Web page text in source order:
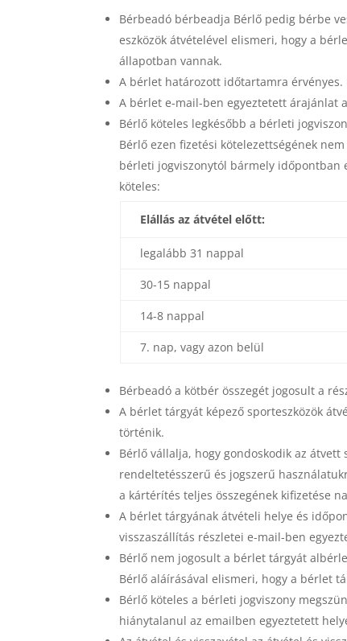
Bérbeadó bérbeadja Bérlő pedig bérbe
eszközök átvételével elismeri, hogy a
állapotban vannak.
A bérlet határozott időtartamra
A bérlet e-mail-ben egyeztetett árajánlat
Bérlő köteles legkésőbb a bérleti
Bérlő ezen fizetési kötelezettségének
bérleti jogviszonytól bármely időpontban
köteles:
Elállás az átvétel előtt:
legalább 31 nappal
30-15 nappal
14-8 nappal
7. nap, vagy azon belül
Bérbeadó a kötbér összegét jogosult a
A bérlet tárgyát képező sporteszközök
történik.
Bérlő vállalja, hogy gondoskodik az
rendeltetésszerű és jogszerű
a kártérítés teljes összegének kifizetése
A bérlet tárgyának átvételi helye és
visszaszállítás részletei e-mail-ben
Bérlő nem jogosult a bérlet tárgyát
Bérlő aláírásával elismeri, hogy a bérlet
Bérlő köteles a bérleti jogviszony
hiánytalanul az emailben egyeztetett